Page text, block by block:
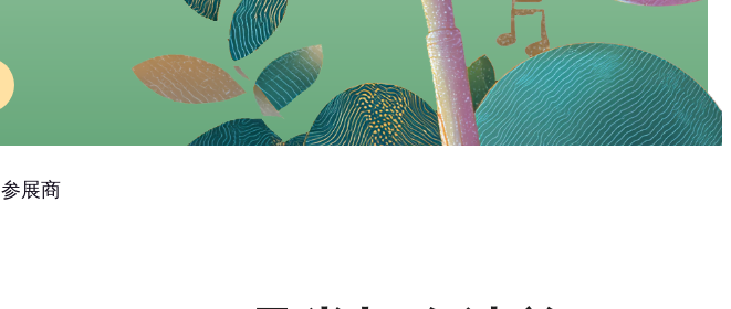
参展商